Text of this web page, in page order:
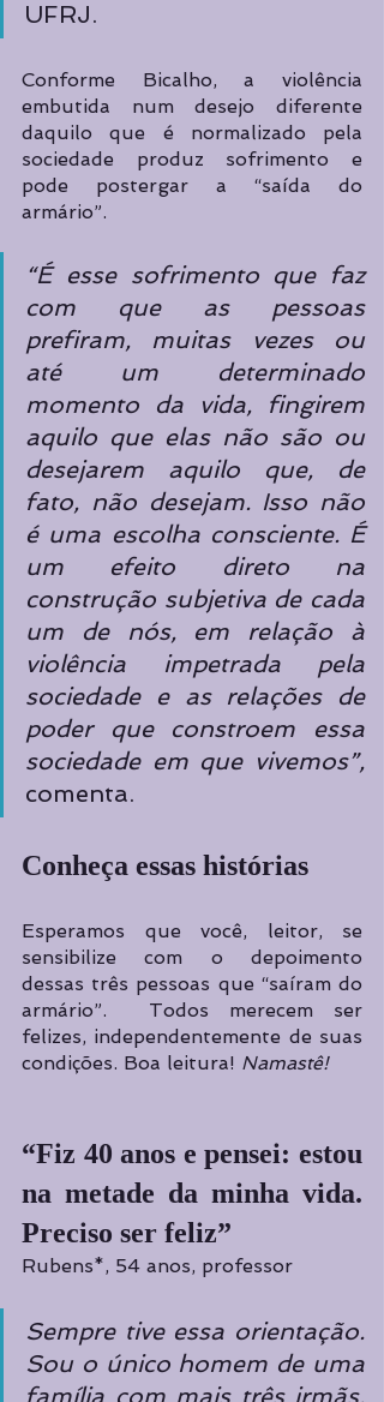
UFRJ.
Conforme Bicalho, a violência
embutida num desejo diferente
daquilo que é normalizado pela
sociedade produz sofrimento e
pode postergar a “saída do
armário”.
“É esse sofrimento que faz
com que as pessoas
prefiram, muitas vezes ou
até um determinado
momento da vida, fingirem
aquilo que elas não são ou
desejarem aquilo que, de
fato, não desejam. Isso não
é uma escolha consciente. É
um efeito direto na
construção subjetiva de cada
um de nós, em relação à
violência impetrada pela
sociedade e as relações de
poder que constroem essa
comenta.
Conheça essas histórias
Esperamos que você, leitor, se
sensibilize com o depoimento
dessas três pessoas que “saíram do
armário”.  Todos merecem ser
felizes, independentemente de suas
condições. Boa leitura! Namastê!
“Fiz 40 anos e pensei: estou
na metade da minha vida.
Preciso ser feliz”
Rubens*, 54 anos, professor
Sempre tive essa orientação.
Sou o único homem de uma
família com mais três irmãs.